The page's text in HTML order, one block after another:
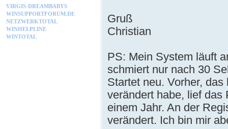
Gruß
Christian
PS: Mein System läuft
schmiert nur nach 30
Startet neu. Vorher,
verändert habe, lief das
einem Jahr. An der
verändert. Ich bin mir
VIRGIS-DREAMBABYS
WINSUPPORTFORUM.DE
NETZWERKTOTAL
WINHELPLINE
WINTOTAL